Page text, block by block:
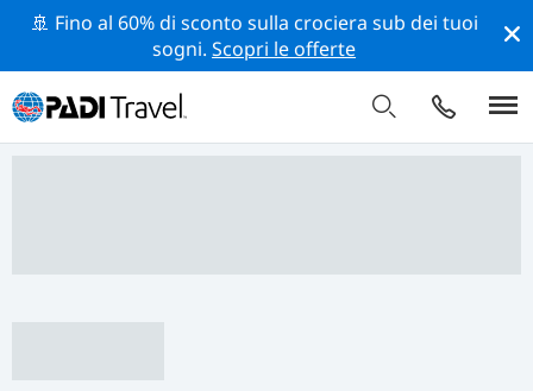
🚢 Fino al 60% di sconto sulla crociera sub dei tuoi
sogni.Scopri le offerte